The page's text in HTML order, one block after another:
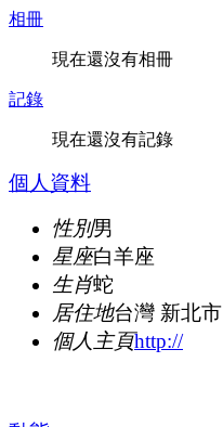
相冊
現在還沒有相冊
記錄
現在還沒有記錄
個人資料
性別男
星座白羊座
生肖蛇
居住地台灣 新北市
個人主頁http://